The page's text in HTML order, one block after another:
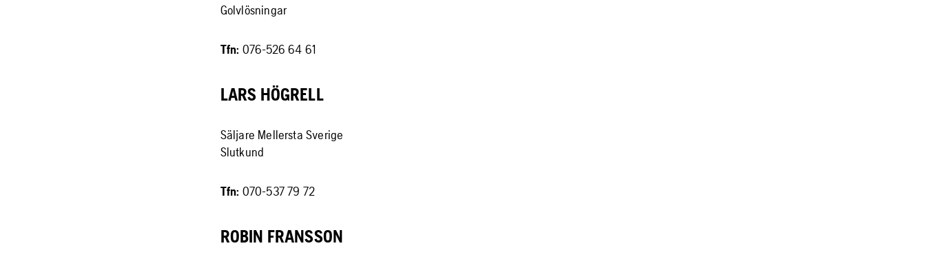
Golvlösningar
Tfn: 076-526 64 61
LARS HÖGRELL
Säljare Mellersta Sverige
Slutkund
Tfn: 070-537 79 72
ROBIN FRANSSON